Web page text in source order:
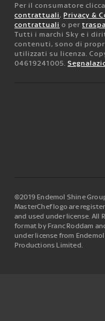
Per il consumatore
contrattuali , Privacy &
contrattuali o per
Tutti i marchi Sky e i
contenuti, sono di
utilizzati su licenza.
04619241005.
©2019 Endemol Shine
MasterChef logo are
and used under license. All
format by Franc Roddam
under license from
Productions Limited.